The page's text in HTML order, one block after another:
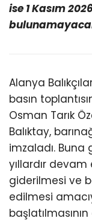
ise 1 Kasım
Alanya
basın
Osman Tarık
Balıktay,
imzaladı. Buna
yıllardır
giderilmesi ve
edilmesi